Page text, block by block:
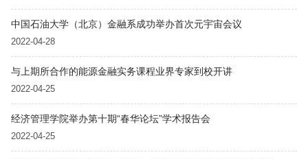
中国石油大学（北京）金融系成功举办首次元宇宙会议
2022-04-28
与上期所合作的能源金融实务课程业界专家到校开讲
2022-04-25
经济管理学院举办第十期“春华论坛”学术报告会
2022-04-25